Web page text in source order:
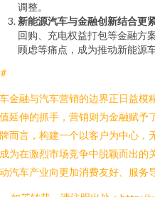
调整。
新能源汽车与金融创新结合更
回购、充电权益打包等金融方
顾虑等痛点，成为推动新能源
金融与汽车营销的边界正日益模
延伸的抓手，营销则为金融赋予
而言，构建一个以客户为中心，
为在激烈市场竞争中脱颖而出的
汽车产业向更加消费友好、服务